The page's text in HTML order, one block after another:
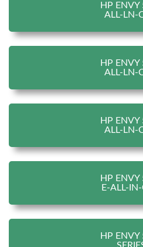
HP ENVY
ALL-LN-
HP ENVY
ALL-LN-
HP ENVY
ALL-LN-
HP ENVY
E-ALL-
HP ENVY